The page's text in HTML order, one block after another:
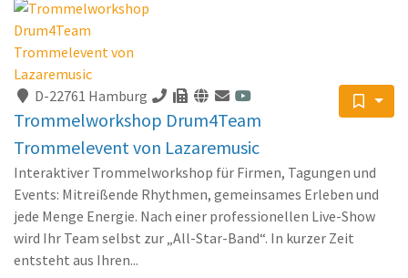
D-22761 Hamburg
Trommelworkshop Drum4Team
Trommelevent von Lazaremusic
Interaktiver Trommelworkshop für Firmen, Tagungen und
Events: Mitreißende Rhythmen, gemeinsames Erleben und
jede Menge Energie. Nach einer professionellen Live-Show
wird Ihr Team selbst zur „All-Star-Band“. In kurzer Zeit
entsteht aus Ihren...